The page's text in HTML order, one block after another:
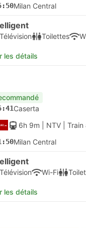
Milan Central
Télévision Toilettes
les détails
Caserta
6h 9m | NTV
Milan Central
Télévision Wi-Fi
les détails